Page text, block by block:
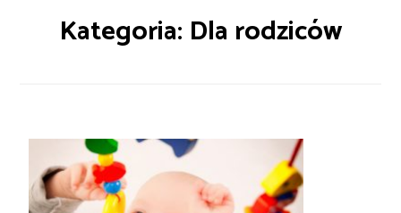
Kategoria: Dla rodziców